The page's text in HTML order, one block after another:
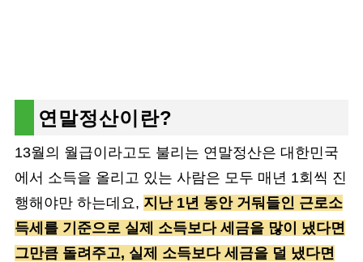
연말정산이란?
13월의 월급이라고도 불리는 연말정산은 대한민국
에서 소득을 올리고 있는 사람은 모두 매년 1회씩 진
행해야만 하는데요, 지난 1년 동안 거둬들인 근로소
득세를 기준으로 실제 소득보다 세금을 많이 냈다면
그만큼 돌려주고, 실제 소득보다 세금을 덜 냈다면